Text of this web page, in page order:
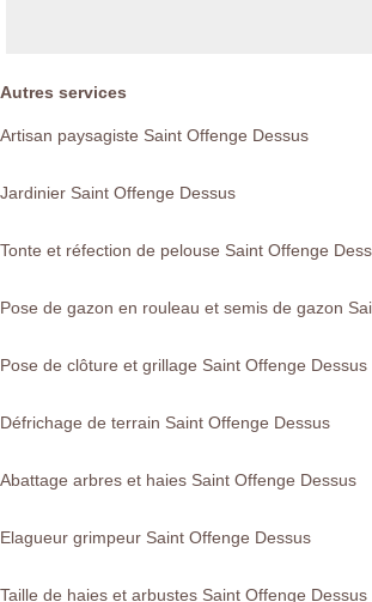
Autres services
Artisan paysagiste Saint Offenge Dessus
Jardinier Saint Offenge Dessus
Tonte et réfection de pelouse Saint Offenge
Pose de gazon en rouleau et semis de gazon
Pose de clôture et grillage Saint Offenge Dessus
Défrichage de terrain Saint Offenge Dessus
Abattage arbres et haies Saint Offenge Dessus
Elagueur grimpeur Saint Offenge Dessus
Taille de haies et arbustes Saint Offenge Dessus